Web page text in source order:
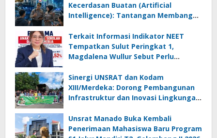
Kecerdasan Buatan (Artificial
Intelligence): Tantangan Membangun
Digital.
Terkait Informasi Indikator NEET
Tempatkan Sulut Peringkat 1,
Magdalena Wullur Sebut Perlu
Tidak Timbul Persepsi Keliru di
Masyarakat
Sinergi UNSRAT dan Kodam
XIII/Merdeka: Dorong Pembangunan
Infrastruktur dan Inovasi Lingkungan
Unsrat Manado Buka Kembali
Penerimaan Mahasiswa Baru Program